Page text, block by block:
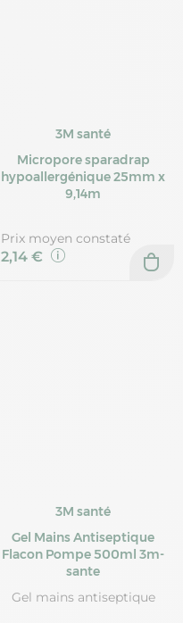
3M santé
Micropore sparadrap
hypoallergénique 25mm x
9,14m
Prix moyen constaté
2,14 €
3M santé
Gel Mains Antiseptique
Flacon Pompe 500ml 3m-
sante
Gel mains antiseptique